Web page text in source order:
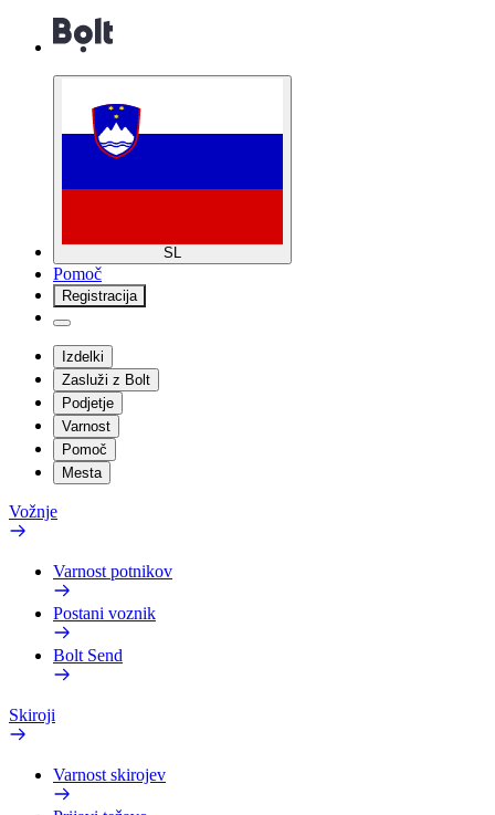
SL
Pomoč
Registracija
Izdelki
Zasluži z Bolt
Podjetje
Varnost
Pomoč
Mesta
Vožnje
Varnost potnikov
Postani voznik
Bolt Send
Skiroji
Varnost skirojev